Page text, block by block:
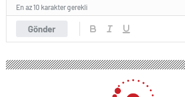
Gönder
En az 10 karakter gerekli